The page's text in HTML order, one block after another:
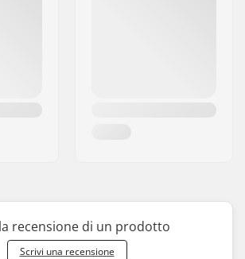
recensione di un prodotto
Scrivi una recensione